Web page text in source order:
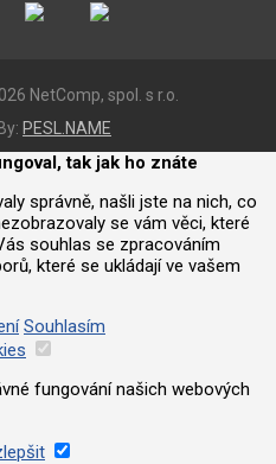
NetComp, spol. s r.o.
PESL.NAME
tak jak ho znáte
správně, našli jste na nich, co
se vám věci, které
souhlas se zpracováním
které se ukládají ve vašem
Souhlasím
fungování našich webových